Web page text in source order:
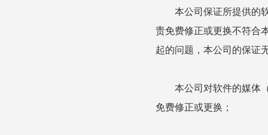
本公司保证所提供的软
责免费修正或更换不符合
起的问题，本公司的保证
本公司对软件的媒体（
免费修正或更换；